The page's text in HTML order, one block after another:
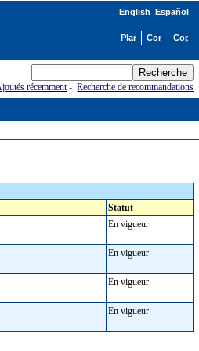
English Español
récemment-Recherche de recommandations
Statut
En vigueur
En vigueur
En vigueur
En vigueur